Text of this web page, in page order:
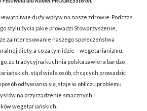
duży wpływ na nasze zdrowie. Podczas
stylu życia jakie prowadzi Stowarzyszenie,
zainteresowanie naszego społeczeństwa
diety, a co za tym idzie – wegetarianizmu.
że tradycyjna kuchnia polska zawiera bardzo
stąd wiele osób, chcących prowadzić
odżywiania się, staje w obliczu problemu
na przyrządzenie smacznych i
wegetariańskich.